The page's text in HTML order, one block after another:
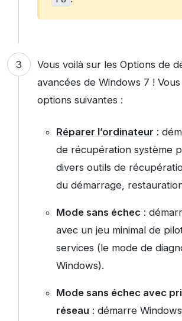
Vous voilà sur les Options de
avancées de Windows 7 !
options suivantes :
Réparer l’ordinateur :
de récupération système
divers outils de
du démarrage,
Mode sans échec:
avec un jeu minimal de
services (le mode de
Windows).
Mode sans échec avec
réseau : démarre